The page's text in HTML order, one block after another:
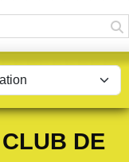
DE